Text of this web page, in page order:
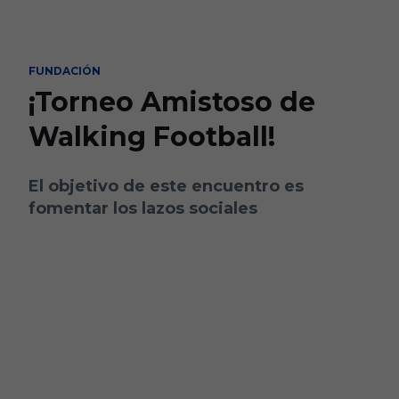
FUNDACIÓN
¡Torneo Amistoso de
Walking Football!
El objetivo de este encuentro es
fomentar los lazos sociales